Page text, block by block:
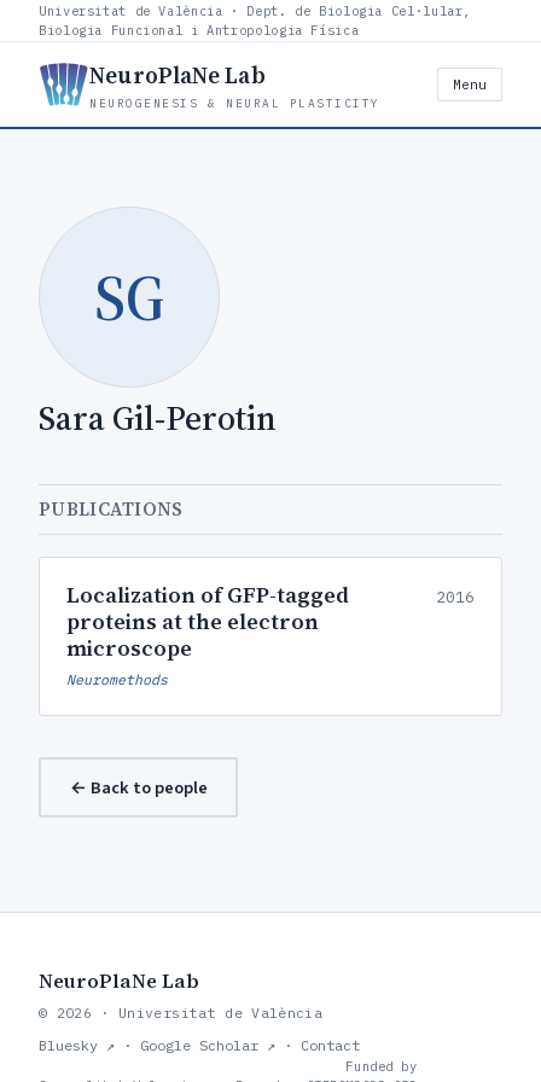
Universitat de València · Dept. de Biologia Cel·lular,
Biologia Funcional i Antropologia Física
NeuroPlaNe Lab
NEUROGENESIS & NEURAL PLASTICITY
Menu
SG
Sara Gil-Perotin
PUBLICATIONS
Localization of GFP-tagged
proteins at the electron
microscope
2016
Neuromethods
← Back to people
NeuroPlaNe Lab
© 2026 · Universitat de València
Bluesky ↗ · Google Scholar ↗ · Contact
Funded by